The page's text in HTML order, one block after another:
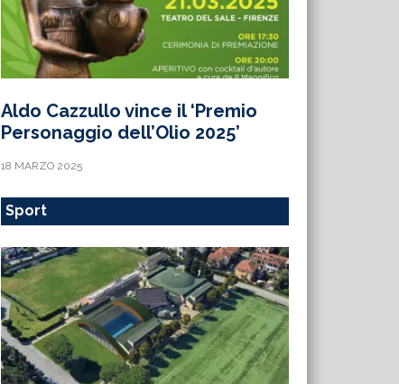
Aldo Cazzullo vince il ‘Premio
Personaggio dell’Olio 2025’
18 MARZO 2025
Sport